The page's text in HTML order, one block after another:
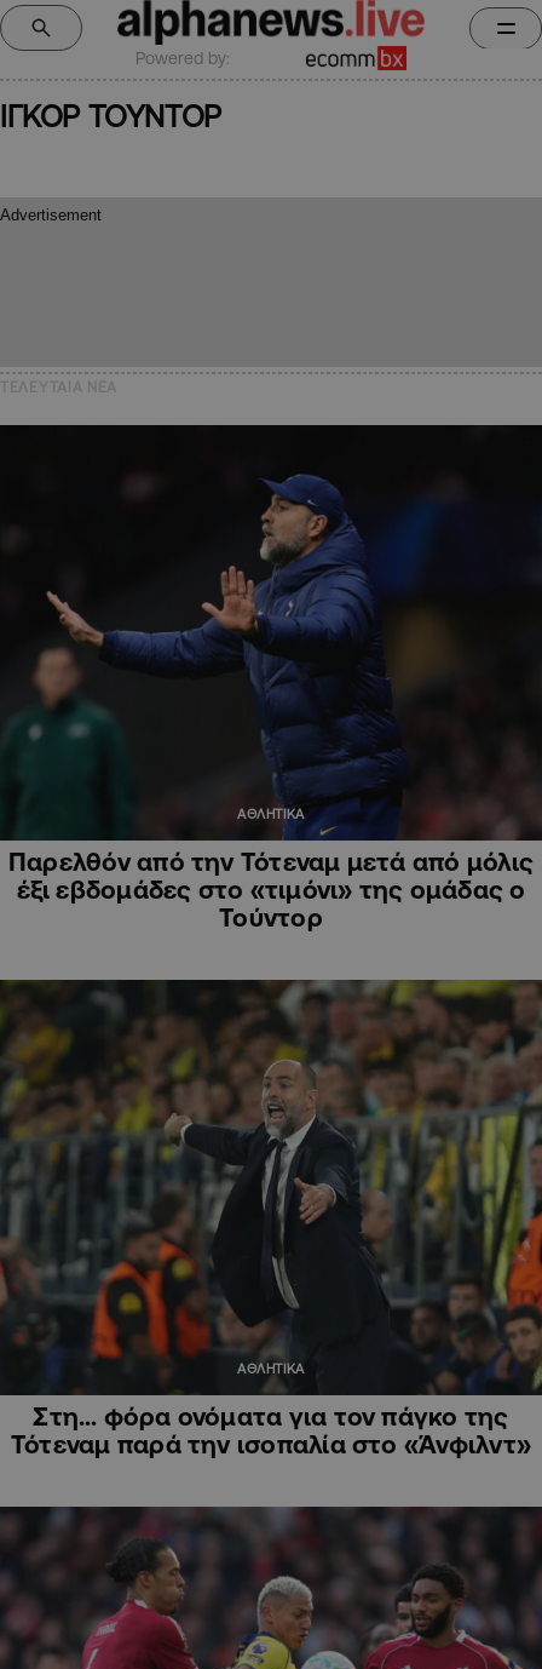
Powered by:
ΙΓΚΟΡ ΤΟΥΝΤΟΡ
ΑΘΛΗΤΙΚΑ
Παρελθόν από την Τότεναμ μετά από μόλις
έξι εβδομάδες στο «τιμόνι» της ομάδας ο
Τούντορ
ΑΘΛΗΤΙΚΑ
Στη… φόρα ονόματα για τον πάγκο της
Τότεναμ παρά την ισοπαλία στο «Άνφιλντ»